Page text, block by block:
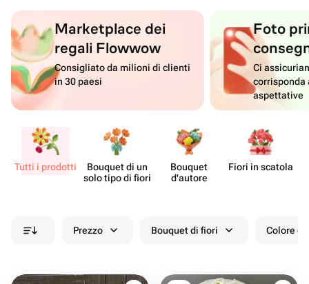
Marketplace dei
regali Flowwow
Consigliato da milioni di clienti
in 30 paesi
Foto
Ci
corrisponda
aspettative
Tutti i prodotti
Bouquet di un
solo tipo di fiori
Bouquet
d'autore
Fiori in scatola
Prezzo Bouquet di fiori Colore